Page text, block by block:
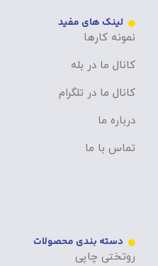
لینک های مفید
نمونه کارها
کانال ما در بله
کانال ما در تلگرام
درباره ما
تماس با ما
دسته بندی محصولات
روتختی چاپی